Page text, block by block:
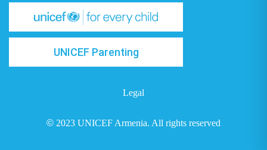
UNICEF Parenting
Legal
© 2023 UNICEF Armenia. All rights reserved